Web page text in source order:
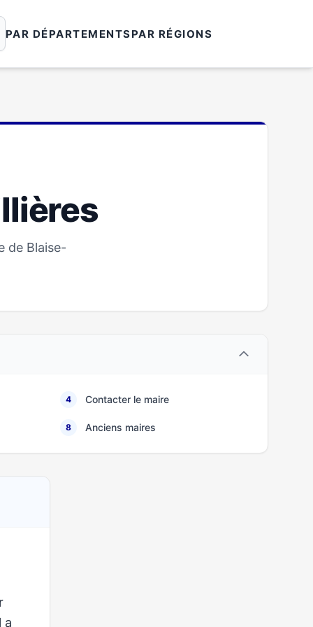
PAR DÉPARTEMENTSPAR RÉGIONS
de Blaise-
4 Contacter le maire
8 Anciens maires
a